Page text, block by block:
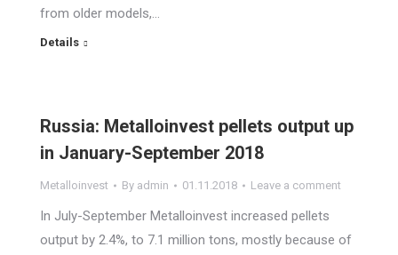
from older models,…
Details
Russia: Metalloinvest pellets output up
in January-September 2018
Metalloinvest By admin 01.11.2018 Leave a comment
In July-September Metalloinvest increased pellets
output by 2.4%, to 7.1 million tons, mostly because of